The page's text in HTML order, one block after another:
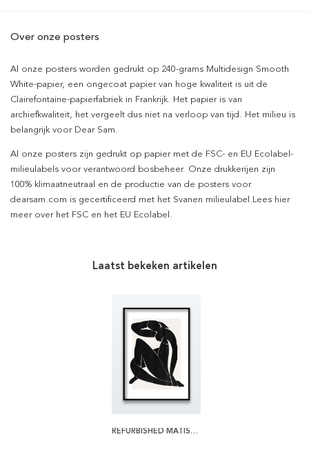
Over onze posters
Al onze posters worden gedrukt op 240-grams Multidesign Smooth
White-papier, een ongecoat papier van hoge kwaliteit is uit de
Clairefontaine-papierfabriek in Frankrijk. Het papier is van
archiefkwaliteit, het vergeelt dus niet na verloop van tijd. Het milieu is
belangrijk voor Dear Sam.
Al onze posters zijn gedrukt op papier met de FSC- en EU Ecolabel-
milieulabels voor verantwoord bosbeheer. Onze drukkerijen zijn
100% klimaatneutraal en de productie van de posters voor
dearsam.com is gecertificeerd met het Svanen milieulabel.Lees hier
meer over het FSC en het EU Ecolabel.
Laatst bekeken artikelen
REFURBISHED MATISSE 1 POSTER